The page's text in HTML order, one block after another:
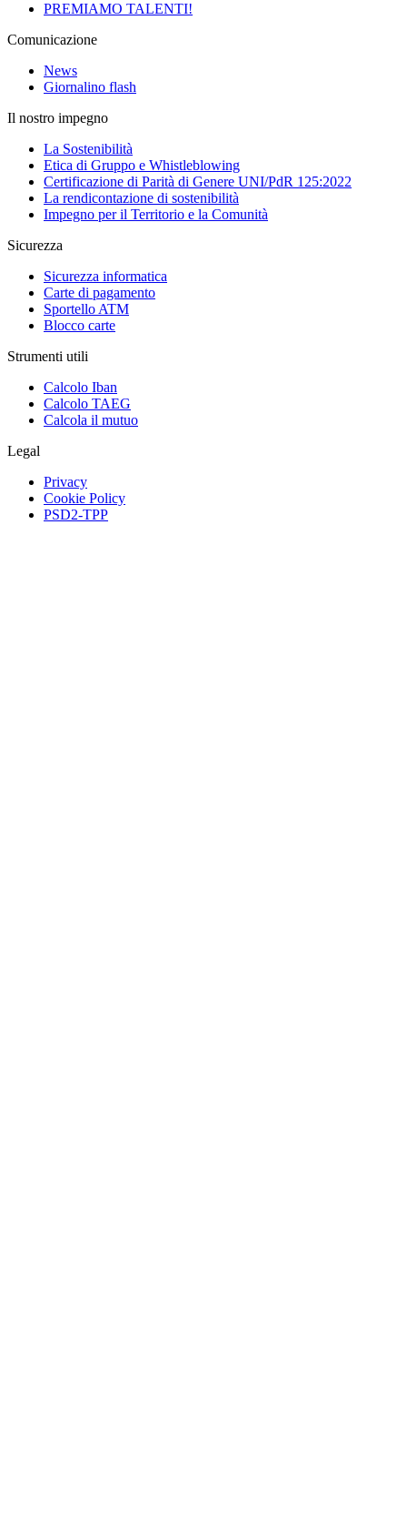
PREMIAMO TALENTI!
Comunicazione
News
Giornalino flash
Il nostro impegno
La Sostenibilità
Etica di Gruppo e Whistleblowing
Certificazione di Parità di Genere UNI/PdR 125:2022
La rendicontazione di sostenibilità
Impegno per il Territorio e la Comunità
Sicurezza
Sicurezza informatica
Carte di pagamento
Sportello ATM
Blocco carte
Strumenti utili
Calcolo Iban
Calcolo TAEG
Calcola il mutuo
Legal
Privacy
Cookie Policy
PSD2-TPP